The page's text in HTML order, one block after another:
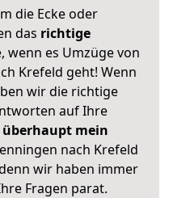
die Ecke oder
das richtige
wenn es Umzüge von
Krefeld geht! Wenn
wir die richtige
auf Ihre
mein
nach Krefeld
wir haben immer
Fragen parat.